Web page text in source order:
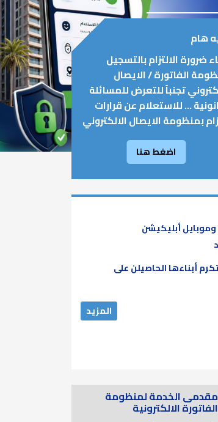
هام
ضرورة الالتزام بالتسجيل
الفاتورة / الايصال
تجنباً للتعرض للمسائلة
... للاستعلام عن قرارات
بمنظومة الايصال الالكتروني
اضغط هنا
أبليكيشن
أبناءها الحاصيلن على
المزيد
مقدمى الخدمة لمنظومة
الفاتورة الالكترونية